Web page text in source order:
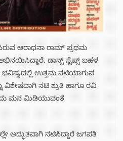
ಆರಾಧನಾ ರಾಮ್ ಪ್ರಥಮ
ಡಾನ್ಸ್ ಸ್ಟೆಪ್ಸ್ ಬಹಳ
ಭವಿಷ್ಯದಲ್ಲಿ ಉತ್ತಮ ನಟಿಯಾಗುವ
ವಿಶೇಷವಾಗಿ ನಟಿ ಶ್ರುತಿ ಹಾಗೂ ರವಿ
ಮನ ಮಿಡಿಯುವಂತೆ
ಅದ್ಭುತವಾಗಿ ನಟಿಸಿದ್ದಾರೆ ಜಗಪತಿ